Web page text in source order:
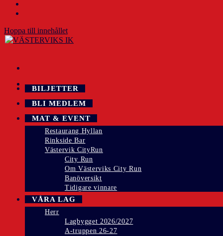
Hoppa till innehållet
BILJETTER
BLI MEDLEM
MAT & EVENT
Restaurang Hyllan
Rinkside Bar
Västervik CityRun
City Run
Om Västerviks City Run
Banöversikt
Tidigare vinnare
VÅRA LAG
Herr
Lagbygget 2026/2027
A-truppen 26-27